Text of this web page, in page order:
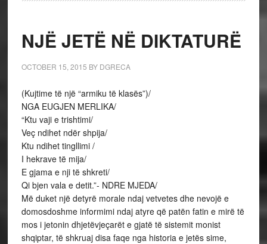
NJË JETË NË DIKTATURË
OCTOBER 15, 2015 BY DGRECA
(Kujtime të një “armiku të klasës”)/
NGA EUGJEN MERLIKA/
“Ktu vaji e trishtimi/
Veç ndihet ndër shpija/
Ktu ndihet tingllimi /
I hekrave të mija/
E gjama e nji të shkreti/
Qi bjen vala e detit.”- NDRE MJEDA/
Më duket një detyrë morale ndaj vetvetes dhe nevojë e
domosdoshme informimi ndaj atyre që patën fatin e mirë të
mos i jetonin dhjetëvjeçarët e gjatë të sistemit monist
shqiptar, të shkruaj disa faqe nga historia e jetës sime,